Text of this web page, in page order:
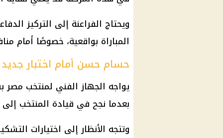
ويحتاج الفراعنة إلى التركيز
المباراة بواقعية، خصوصًا أمام
حسام حسن أمام اختبار جديد
يواجه الجهاز الفني لمنتخب مصر
بعدما نجح في قيادة المنتخب
وتتجه الأنظار إلى اختيارات